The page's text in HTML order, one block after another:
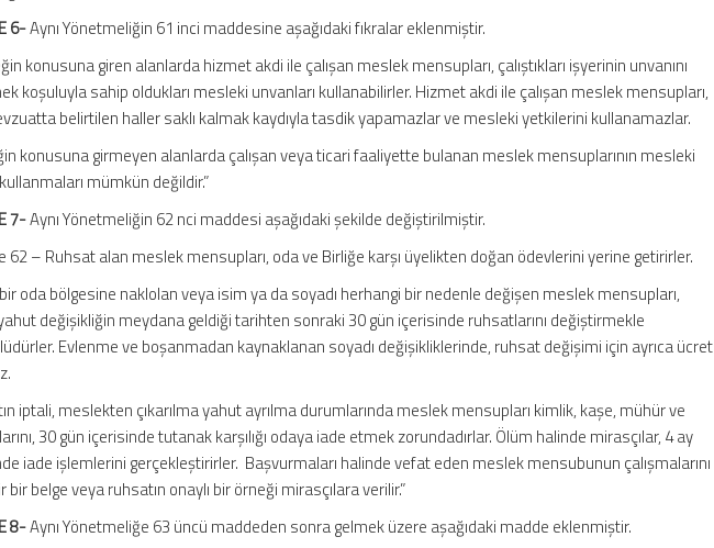
6-Aynı Yönetmeliğin 61 inci maddesine aşağıdaki fıkralar eklenmiştir.
konusuna giren alanlarda hizmet akdi ile çalışan meslek mensupları, çalıştıkları işyerinin unvanını
koşuluyla sahip oldukları mesleki unvanları kullanabilirler. Hizmet akdi ile çalışan meslek mensupları,
belirtilen haller saklı kalmak kaydıyla tasdik yapamazlar ve mesleki yetkilerini kullanamazlar.
konusuna girmeyen alanlarda çalışan veya ticari faaliyette bulanan meslek mensuplarının mesleki
mümkün değildir.”
7-Aynı Yönetmeliğin 62 nci maddesi aşağıdaki şekilde değiştirilmiştir.
62 – Ruhsat alan meslek mensupları, oda ve Birliğe karşı üyelikten doğan ödevlerini yerine getirirler.
oda bölgesine naklolan veya isim ya da soyadı herhangi bir nedenle değişen meslek mensupları,
değişikliğin meydana geldiği tarihten sonraki 30 gün içerisinde ruhsatlarını değiştirmekle
Evlenme ve boşanmadan kaynaklanan soyadı değişikliklerinde, ruhsat değişimi için ayrıca ücret
iptali, meslekten çıkarılma yahut ayrılma durumlarında meslek mensupları kimlik, kaşe, mühür ve
30 gün içerisinde tutanak karşılığı odaya iade etmek zorundadırlar. Ölüm halinde mirasçılar, 4 ay
iade işlemlerini gerçekleştirirler. Başvurmaları halinde vefat eden meslek mensubunun çalışmalarını
bir belge veya ruhsatın onaylı bir örneği mirasçılara verilir.”
8-Aynı Yönetmeliğe 63 üncü maddeden sonra gelmek üzere aşağıdaki madde eklenmiştir.